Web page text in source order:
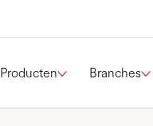
Producten Branches